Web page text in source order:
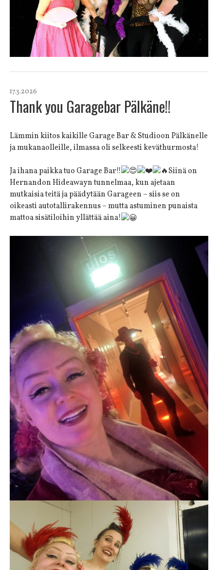
Thank you Garagebar Pälkäne!!
17.3.2026
Lämmin kiitos kaikille Garage Bar & Studioon Pälkänelle
ja mukanaolleille, ilmassa oli selkeesti keväthurmosta!
Ja ihana paikka tuo Garage Bar!!
Siinä on
Hernandon Hideawayn tunnelmaa, kun ajetaan
mutkaisia teitä ja päädytään Garageen – siis se on
oikeasti autotallirakennus – mutta astuminen punaista
mattoa sisätiloihin yllättää aina!